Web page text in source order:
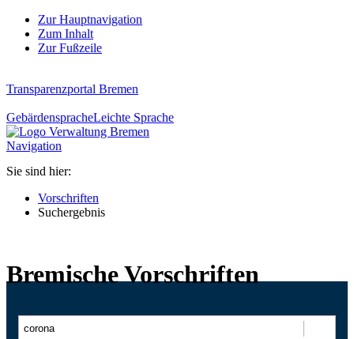
Zur Hauptnavigation
Zum Inhalt
Zur Fußzeile
Transparenzportal Bremen
GebärdenspracheLeichte Sprache
Navigation
Sie sind hier:
Vorschriften
Suchergebnis
Bremische Vorschriften